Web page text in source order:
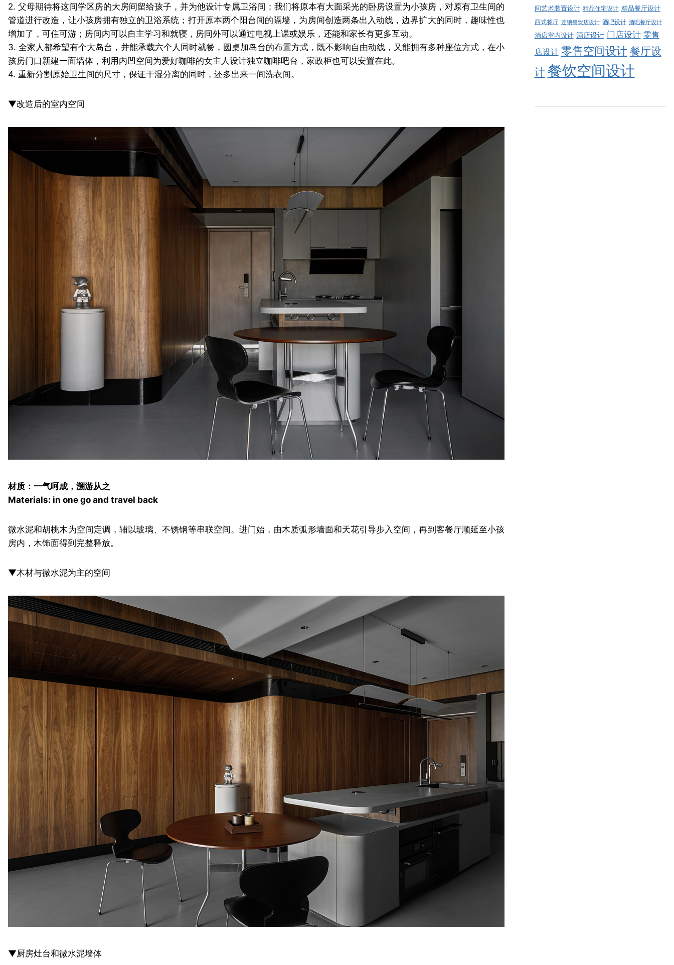
2. 父母期待将这间学区房的大房间留给孩子，并为他设计专属卫浴间；我们将原本有大面采光的卧房设置为小孩房，对原有卫生间的
管道进行改造，让小孩房拥有独立的卫浴系统；打开原本两个阳台间的隔墙，为房间创造两条出入动线，边界扩大的同时，趣味性也
增加了，可住可游；房间内可以自主学习和就寝，房间外可以通过电视上课或娱乐，还能和家长有更多互动。
3. 全家人都希望有个大岛台，并能承载六个人同时就餐，圆桌加岛台的布置方式，既不影响自由动线，又能拥有多种座位方式，在小
孩房门口新建一面墙体，利用内凹空间为爱好咖啡的女主人设计独立咖啡吧台，家政柜也可以安置在此。
4. 重新分割原始卫生间的尺寸，保证干湿分离的同时，还多出来一间洗衣间。
▼改造后的室内空间
材质：一气呵成，溯游从之
Materials: in one go and travel back
微水泥和胡桃木为空间定调，辅以玻璃、不锈钢等串联空间。进门始，由木质弧形墙面和天花引导步入空间，再到客餐厅顺延至小孩
房内，木饰面得到完整释放。
▼木材与微水泥为主的空间
▼厨房灶台和微水泥墙体
间艺术装置设计 精品住宅设计 精品餐厅设计
西式餐厅 连锁餐饮店设计 酒吧设计 酒吧餐厅设计
酒店室内设计 酒店设计 门店设计 零售
店设计 零售空间设计 餐厅设
计 餐饮空间设计